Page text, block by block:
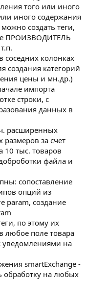
того или иного
иного содержания
создать теги,
ПРОИЗВОДИТЕЛЬ
соседних колонках
создания категорий
цены и мн.др.)
импорта
строки, с
данных в
расширенных
за счет
10 тыс. товаров
файла и
сопоставление
опций из
param, создание
по этому их
любое поле товара
уведомлениями на
smartExchange -
обработку на любых